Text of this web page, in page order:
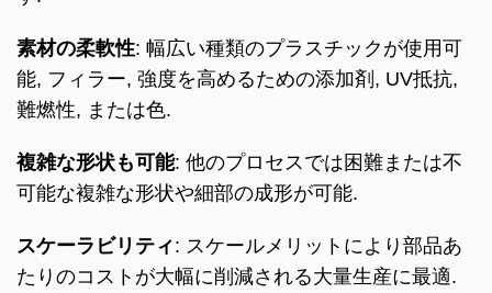
素材の柔軟性: 幅広い種類のプラスチックが使用可
能, フィラー, 強度を高めるための添加剤, UV抵抗,
難燃性, または色.
複雑な形状も可能: 他のプロセスでは困難または不
可能な複雑な形状や細部の成形が可能.
スケーラビリティ: スケールメリットにより部品あ
たりのコストが大幅に削減される大量生産に最適.